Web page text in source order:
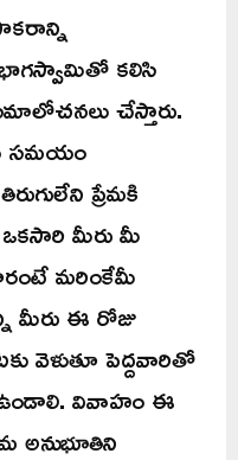
కలిసి
సమాలోచనలు చేస్తారు.
సమయం
ప్రేమకి
ఒకసారి మీరు మీ
మరింకేమీ
మీరు ఈ రోజు
వెళుతూ పెద్దవారితో
ఉండాలి. వివాహం ఈ
అనుభూతిని